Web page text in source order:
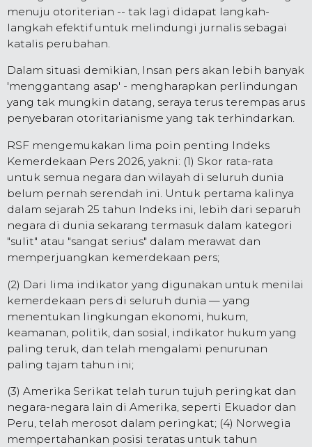
menuju otoriterian -- tak lagi didapat langkah-
langkah efektif untuk melindungi jurnalis sebagai
katalis perubahan.
Dalam situasi demikian, Insan pers akan lebih banyak
'menggantang asap' - mengharapkan perlindungan
yang tak mungkin datang, seraya terus terempas arus
penyebaran otoritarianisme yang tak terhindarkan.
RSF mengemukakan lima poin penting Indeks
Kemerdekaan Pers 2026, yakni: (1) Skor rata-rata
untuk semua negara dan wilayah di seluruh dunia
belum pernah serendah ini. Untuk pertama kalinya
dalam sejarah 25 tahun Indeks ini, lebih dari separuh
negara di dunia sekarang termasuk dalam kategori
"sulit" atau "sangat serius" dalam merawat dan
memperjuangkan kemerdekaan pers;
(2) Dari lima indikator yang digunakan untuk menilai
kemerdekaan pers di seluruh dunia — yang
menentukan lingkungan ekonomi, hukum,
keamanan, politik, dan sosial, indikator hukum yang
paling teruk, dan telah mengalami penurunan
paling tajam tahun ini;
(3) Amerika Serikat telah turun tujuh peringkat dan
negara-negara lain di Amerika, seperti Ekuador dan
Peru, telah merosot dalam peringkat; (4) Norwegia
mempertahankan posisi teratas untuk tahun